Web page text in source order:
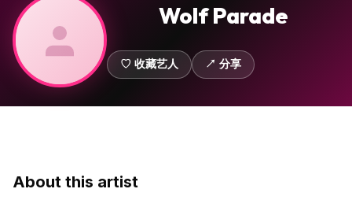
Wolf Parade
♡ 收藏艺人 ↗ 分享
About this artist